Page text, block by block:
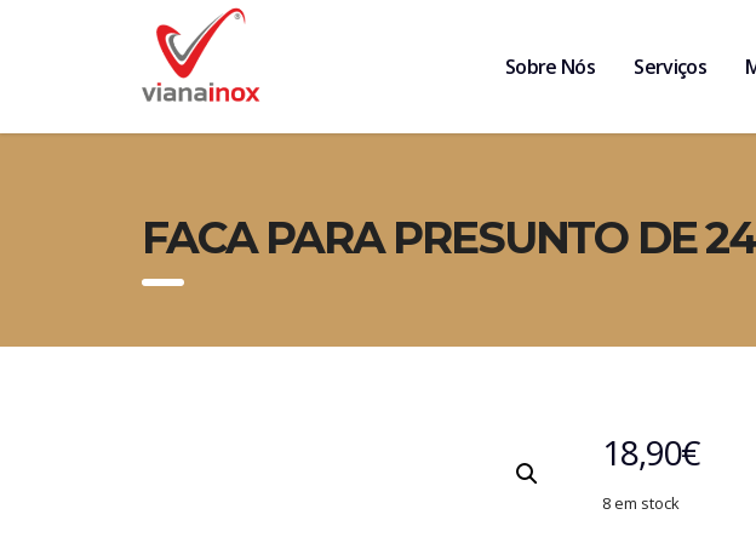
Sobre Nós Serviços
FACA PARA PRESUNTO DE
18,90€
8 em stock